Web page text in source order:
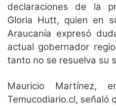
declaraciones de la
Gloria Hutt, quien en
Araucanía expresó
actual gobernador
tanto no se resuelva su
Mauricio Martínez,
Temucodiario.cl, señaló